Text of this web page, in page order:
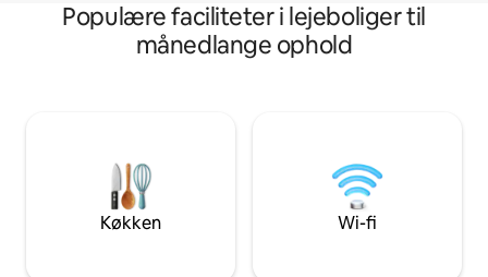
Populære faciliteter i lejeboliger til
månedlange ophold
Køkken Wi-fi